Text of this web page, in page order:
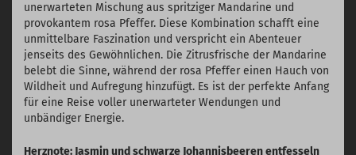
unerwarteten Mischung aus spritziger Mandarine und
provokantem rosa Pfeffer. Diese Kombination schafft eine
unmittelbare Faszination und verspricht ein Abenteuer
jenseits des Gewöhnlichen. Die Zitrusfrische der Mandarine
belebt die Sinne, während der rosa Pfeffer einen Hauch von
Wildheit und Aufregung hinzufügt. Es ist der perfekte Anfang
für eine Reise voller unerwarteter Wendungen und
unbändiger Energie.
Herznote: Jasmin und schwarze Johannisbeeren entfesseln